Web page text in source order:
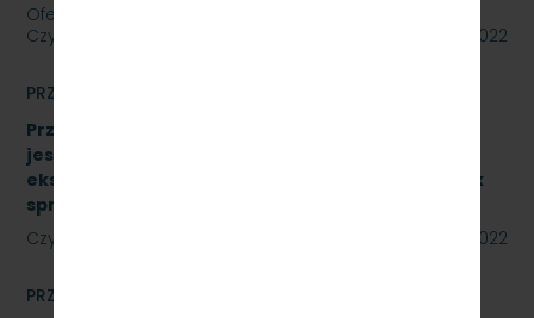
Oferty należy składać do dnia…
Czytaj dalej
27 lipca 2022
PRZETARGI
Przetarg nieograniczony, którego przedmiotem
jest sukcesywna dostawa materiałów
eksploatacyjnych do urządzeń drukujących. Znak
sprawy: SKMMU.086.34A.22
Czytaj dalej
22 lipca 2022
PRZETARGI